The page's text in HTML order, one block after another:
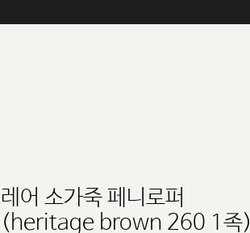
레어 소가죽 페니로퍼
(heritage brown 260 1족)